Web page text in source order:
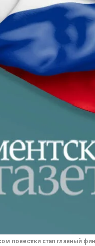
повестки стал главный